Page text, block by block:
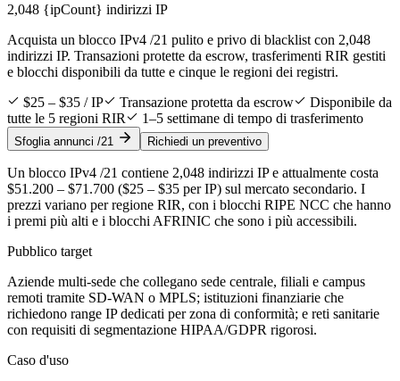
2,048 {ipCount} indirizzi IP
Acquista un blocco IPv4 /21 pulito e privo di blacklist con 2,048
indirizzi IP. Transazioni protette da escrow, trasferimenti RIR gestiti
e blocchi disponibili da tutte e cinque le regioni dei registri.
$25 – $35 / IP
Transazione protetta da escrow
Disponibile da
tutte le 5 regioni RIR
1–5 settimane di tempo di trasferimento
Sfoglia annunci /21 Richiedi un preventivo
Un blocco IPv4 /21 contiene 2,048 indirizzi IP e attualmente costa
$51.200 – $71.700 ($25 – $35 per IP) sul mercato secondario. I
prezzi variano per regione RIR, con i blocchi RIPE NCC che hanno
i premi più alti e i blocchi AFRINIC che sono i più accessibili.
Pubblico target
Aziende multi-sede che collegano sede centrale, filiali e campus
remoti tramite SD-WAN o MPLS; istituzioni finanziarie che
richiedono range IP dedicati per zona di conformità; e reti sanitarie
con requisiti di segmentazione HIPAA/GDPR rigorosi.
Caso d'uso